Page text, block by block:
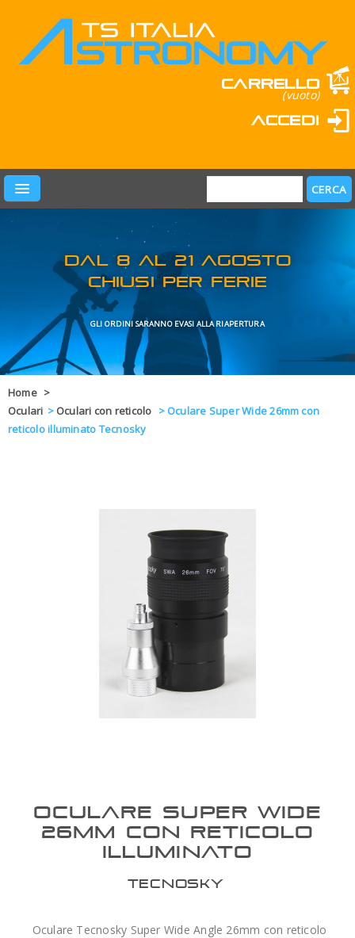
Carrello
(vuoto)
Accedi
PRODOTTI
LEARN & FUN
MARCHI
OFFERTE
BLOG
DAL 8 AL 21
GLI ORDINI SARANNO EVASI
Home >
Oculari > Oculari con reticolo >Oculare Super Wide 26mm con
reticolo illuminato Tecnosky
OCULARE SUPER WIDE
26MM CON RETICOLO
ILLUMINATO
TECNOSKY
Oculare Tecnosky Super Wide Angle 26mm con reticolo